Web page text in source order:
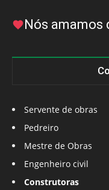
Nós amamos
Servente de obras
Pedreiro
Mestre de Obras
Engenheiro civil
Construtoras